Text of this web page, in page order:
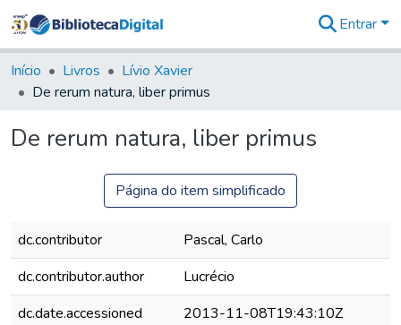
&
Coleções
Tudo na
Digital
Entrar
Início Livros
Lívio Xavier
De rerum natura, liber primus
De rerum natura, liber primus
Página do item simplificado
dc.contributor
Pascal, Carlo
dc.contributor.author
Lucrécio
dc.date.accessioned
2013-11-08T19:43:10Z